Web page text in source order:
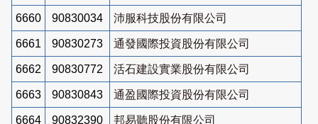
6660 90830034 沛服科技股份有限公司
6661 90830273 通發國際投資股份有限公司
6662 90830772 活石建設實業股份有限公司
6663 90830843 通盈國際投資股份有限公司
6664 90832390 邦易聽股份有限公司